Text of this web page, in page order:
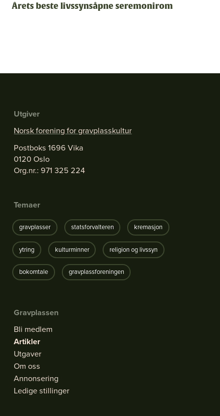
Årets beste livssynsåpne seremonirom
Utgiver
Norsk forening for gravplasskultur
Postboks 1696 Vika
0120 Oslo
Org.nr.: 971 325 224
Temaer
gravplasser statsforvalteren kremasjon
ytring kulturminner religion og livssyn
bokomtale gravplassforeningen
Gravplassen
Bli medlem
Artikler
Utgaver
Om oss
Annonsering
Ledige stillinger